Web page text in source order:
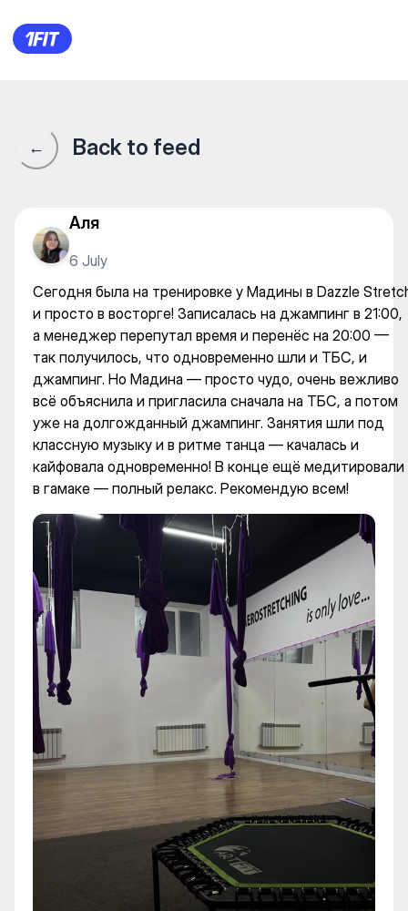
Dazzle Stretch — Yoga
← Back to feed
Аля
6 July
Сегодня была на тренировке у Мадины в Dazzle
и просто в восторге! Записалась на джампинг в 21:00,
а менеджер перепутал время и перенёс на 20:00 —
так получилось, что одновременно шли и ТБС, и
джампинг. Но Мадина — просто чудо, очень вежливо
всё объяснила и пригласила сначала на ТБС, а потом
уже на долгожданный джампинг. Занятия шли под
классную музыку и в ритме танца — качалась и
кайфовала одновременно! В конце ещё медитировали
в гамаке — полный релакс. Рекомендую всем!